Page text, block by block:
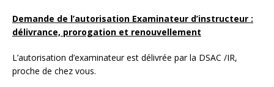
Demande de l’autorisation Examinateur d’instructeur :
délivrance, prorogation et renouvellement
L’autorisation d’examinateur est délivrée par la DSAC /IR,
proche de chez vous.